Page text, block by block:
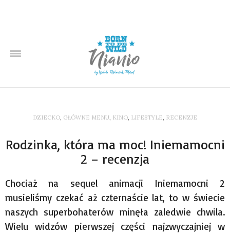
DZIECKO, GŁÓWNE MENU, KINO, LIFESTYLE, RECENZJE
Rodzinka, która ma moc! Iniemamocni
2 – recenzja
Chociaż na sequel animacji Iniemamocni 2
musieliśmy czekać aż czternaście lat, to w świecie
naszych superbohaterów minęła zaledwie chwila.
Wielu widzów pierwszej części najzwyczajniej w